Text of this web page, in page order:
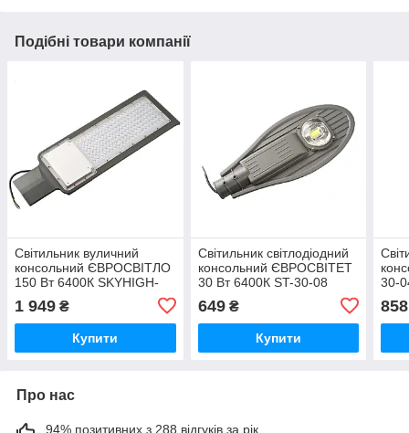
Подібні товари компанії
Світильник вуличний
консольний ЄВРОСВІТЛО
150 Вт 6400К SKYHIGH-
1 949 ₴
Купити
Світильник світлодіодний
консольний ЄВРОСВІТЕТ
30 Вт 6400К ST-30-08
649₴
Купити
30-
Про нас
94% позитивних з 288 відгуків за рік